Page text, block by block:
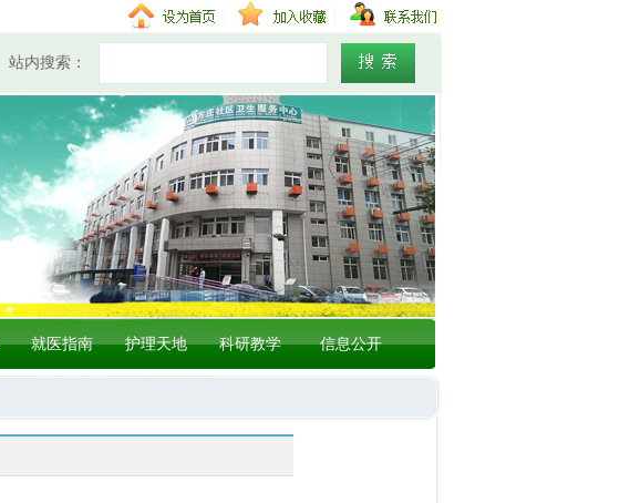
站内搜索：
就医指南 护理天地 科研教学 信息公开